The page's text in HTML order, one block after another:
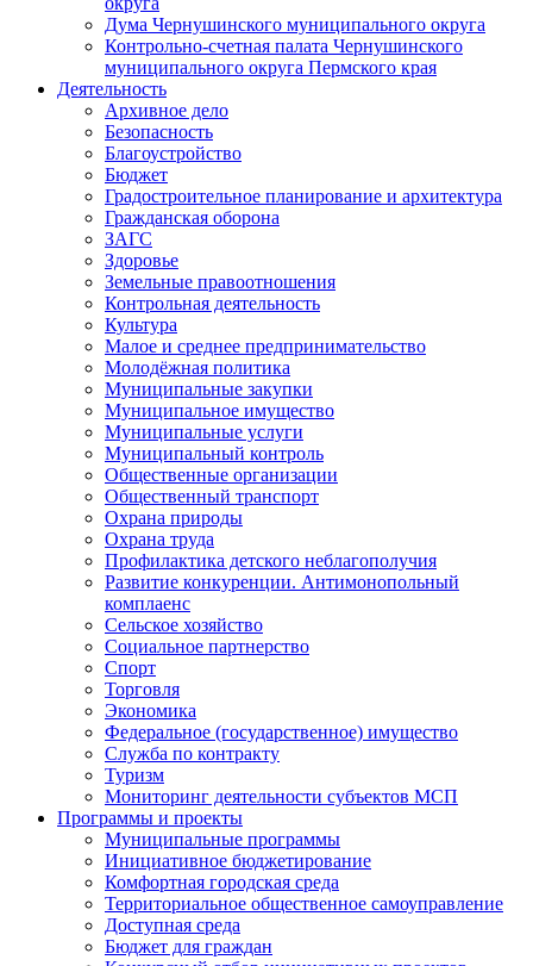
Дума Чернушинского муниципального округа
Контрольно-счетная палата Чернушинского
муниципального округа Пермского края
Деятельность
Архивное дело
Безопасность
Благоустройство
Бюджет
Градостроительное планирование и архитектура
Гражданская оборона
ЗАГС
Здоровье
Земельные правоотношения
Контрольная деятельность
Культура
Малое и среднее предпринимательство
Молодёжная политика
Муниципальные закупки
Муниципальное имущество
Муниципальные услуги
Муниципальный контроль
Общественные организации
Общественный транспорт
Охрана природы
Охрана труда
Профилактика детского неблагополучия
Развитие конкуренции. Антимонопольный
комплаенс
Сельское хозяйство
Социальное партнерство
Спорт
Торговля
Экономика
Федеральное (государственное) имущество
Служба по контракту
Туризм
Мониторинг деятельности субъектов МСП
Программы и проекты
Муниципальные программы
Инициативное бюджетирование
Комфортная городская среда
Территориальное общественное самоуправление
Доступная среда
Бюджет для граждан